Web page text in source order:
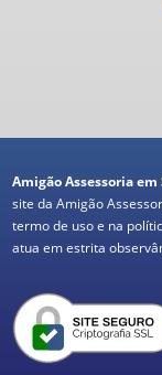
Amigão Assessoria
site da Amigão
termo de uso e na
atua em estrita